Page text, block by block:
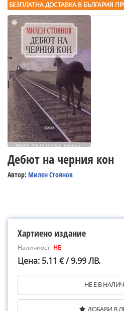
БЕЗПЛАТНА ДОСТАВКА В БЪЛГАРИЯ
Дебют на черния кон
Автор: Милен Стоянов
Хартиено издание
Наличност: НЕ
Цена: 5.11 € / 9.99 ЛВ.
НЕ Е В
ДОБАВИ В